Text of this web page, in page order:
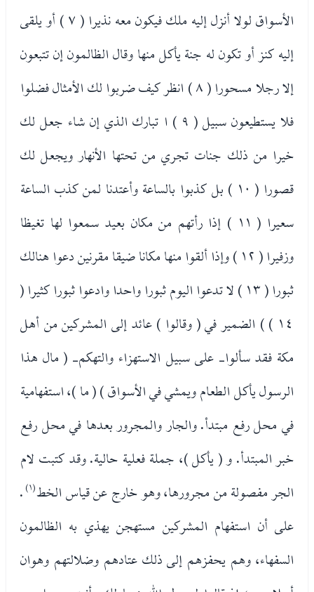
الأسواق لولا أنزل إليه ملك فيكون معه نذيرا ( ٧ ) أو يلقى
إليه كنز أو تكون له جنة يأكل منها وقال الظالمون إن تتبعون
إلا رجلا مسحورا ( ٨ ) انظر كيف ضربوا لك الأمثال فضلوا
فلا يستطيعون سبيل ( ٩ ) ا تبارك الذي إن شاء جعل لك
خيرا من ذلك جنات تجري من تحتها الأنهار ويجعل لك
قصورا ( ١٠ ) بل كذبوا بالساعة وأعتدنا لمن كذب الساعة
سعيرا ( ١١ ) إذا رأتهم من مكان بعيد سمعوا لها تغيظا
وزفيرا ( ١٢ ) وإذا ألقوا منها مكانا ضيقا مقرنين دعوا هنالك
ثبورا ( ١٣ ) لا تدعوا اليوم ثبورا واحدا وادعوا ثبورا كثيرا (
١٤ ) ) الضمير في ( وقالوا ) عائد إلى المشركين من أهل
مكة فقد سألوا- على سبيل الاستهزاء والتهكم- ( مال هذا
الرسول يأكل الطعام ويمشي في الأسواق ) ( ما )، استفهامية
في محل رفع مبتدأ. والجار والمجرور بعدها في محل رفع
خبر المبتدأ. و ( يأكل )، جملة فعلية حالية. وقد كتبت لام
الجر مفصولة من مجرورها، وهو خارج عن قياس الخط(١)
.
على أن استفهام المشركين مستهجن يهذي به الظالمون
السفهاء، وهم يحفزهم إلى ذلك عتادهم وضلالتهم وهوان